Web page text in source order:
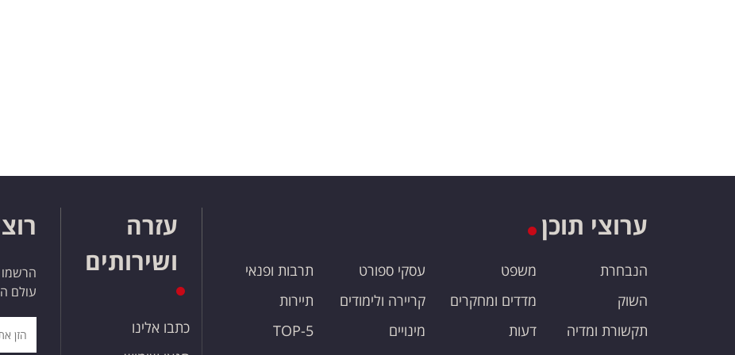
ערוצי תוכן
הנבחרת
השוק
תקשורת ומדיה
משפט
מדדים ומחקרים
דעות
עסקי ספורט
קריירה ולימודים
מינויים
תרבות ופנאי
תיירות
TOP-5
עזרה
ושירותים
כתבו אלינו
הרשמו
עולם